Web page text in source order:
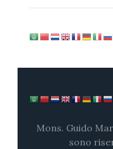
Mons. Guido
sono